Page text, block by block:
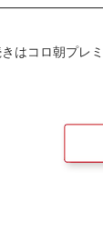
はコロ朝プレ